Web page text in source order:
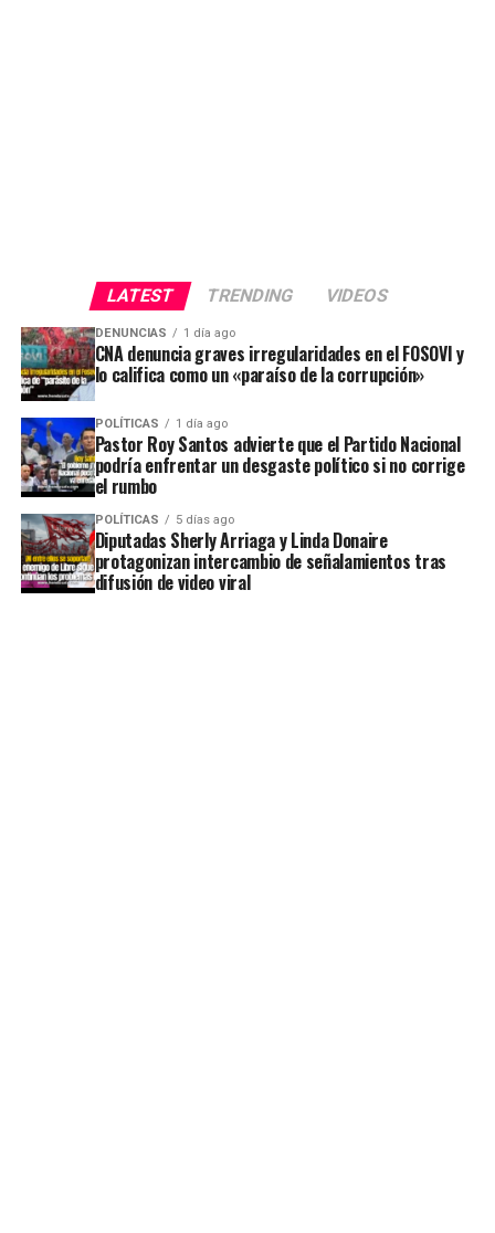
LATEST TRENDING VIDEOS
DENUNCIAS 1 día ago
CNA denuncia graves irregularidades en el FOSOVI y
lo califica como un «paraíso de la corrupción»
POLÍTICAS 1 día ago
Pastor Roy Santos advierte que el Partido Nacional
podría enfrentar un desgaste político si no corrige
el rumbo
POLÍTICAS 5 días ago
Diputadas Sherly Arriaga y Linda Donaire
protagonizan intercambio de señalamientos tras
difusión de video viral